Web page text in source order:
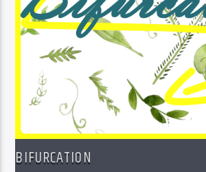
BIFURCATION